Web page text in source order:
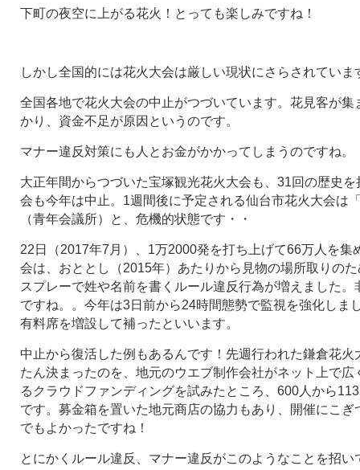
下町の夜空に上がる花火！とっても楽しみですね！
しかし全国的には花火大会は厳しい現状にさらされていま
全国各地で花火大会の中止がつづいています。花見客が集
かり、資金不足が原因というのです。
マナー違反対策にも人とお金がかかってしまうのですね。
大正年間からつづいた宝塚観光花火大会も、31回の歴史
会も今年は中止。1週間後に予定される仙台市花火大会は
（青年会議所）と、危機的状態です・・
22日（2017年7月）、1万2000発を打ち上げて66万人を集
会は、おととし（2015年）あたりから見物の場所取りの
スプレーで姓や名前を書くルール違反行為が増えました。
ですね。。今年は3日前から24時間態勢で監視を強化しま
有料席を増設して補ったといいます。
中止から復活した例もあるんです！先週行われた鎌倉花火
たん決まったのを、地元のウエブ制作会社がネット上で広
るクラウドファンディングを試みたところ、600人から
です。募金箱を置いた地元商店の協力もあり、開催にこぎ
でもよかったですね！
とにかくルール違反、マナー違反がこのようなことを招い